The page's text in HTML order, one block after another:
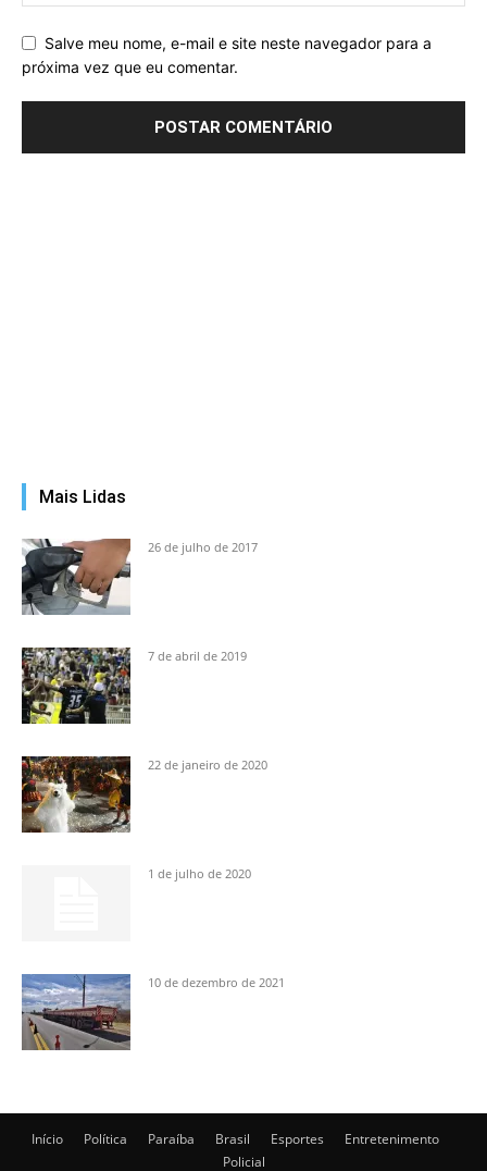
Salve meu nome, e-mail e site neste navegador para a
próxima vez que eu comentar.
Mais Lidas
26 de julho de 2017
7 de abril de 2019
22 de janeiro de 2020
1 de julho de 2020
10 de dezembro de 2021
Início Política Paraíba Brasil Esportes
Entretenimento
Policial